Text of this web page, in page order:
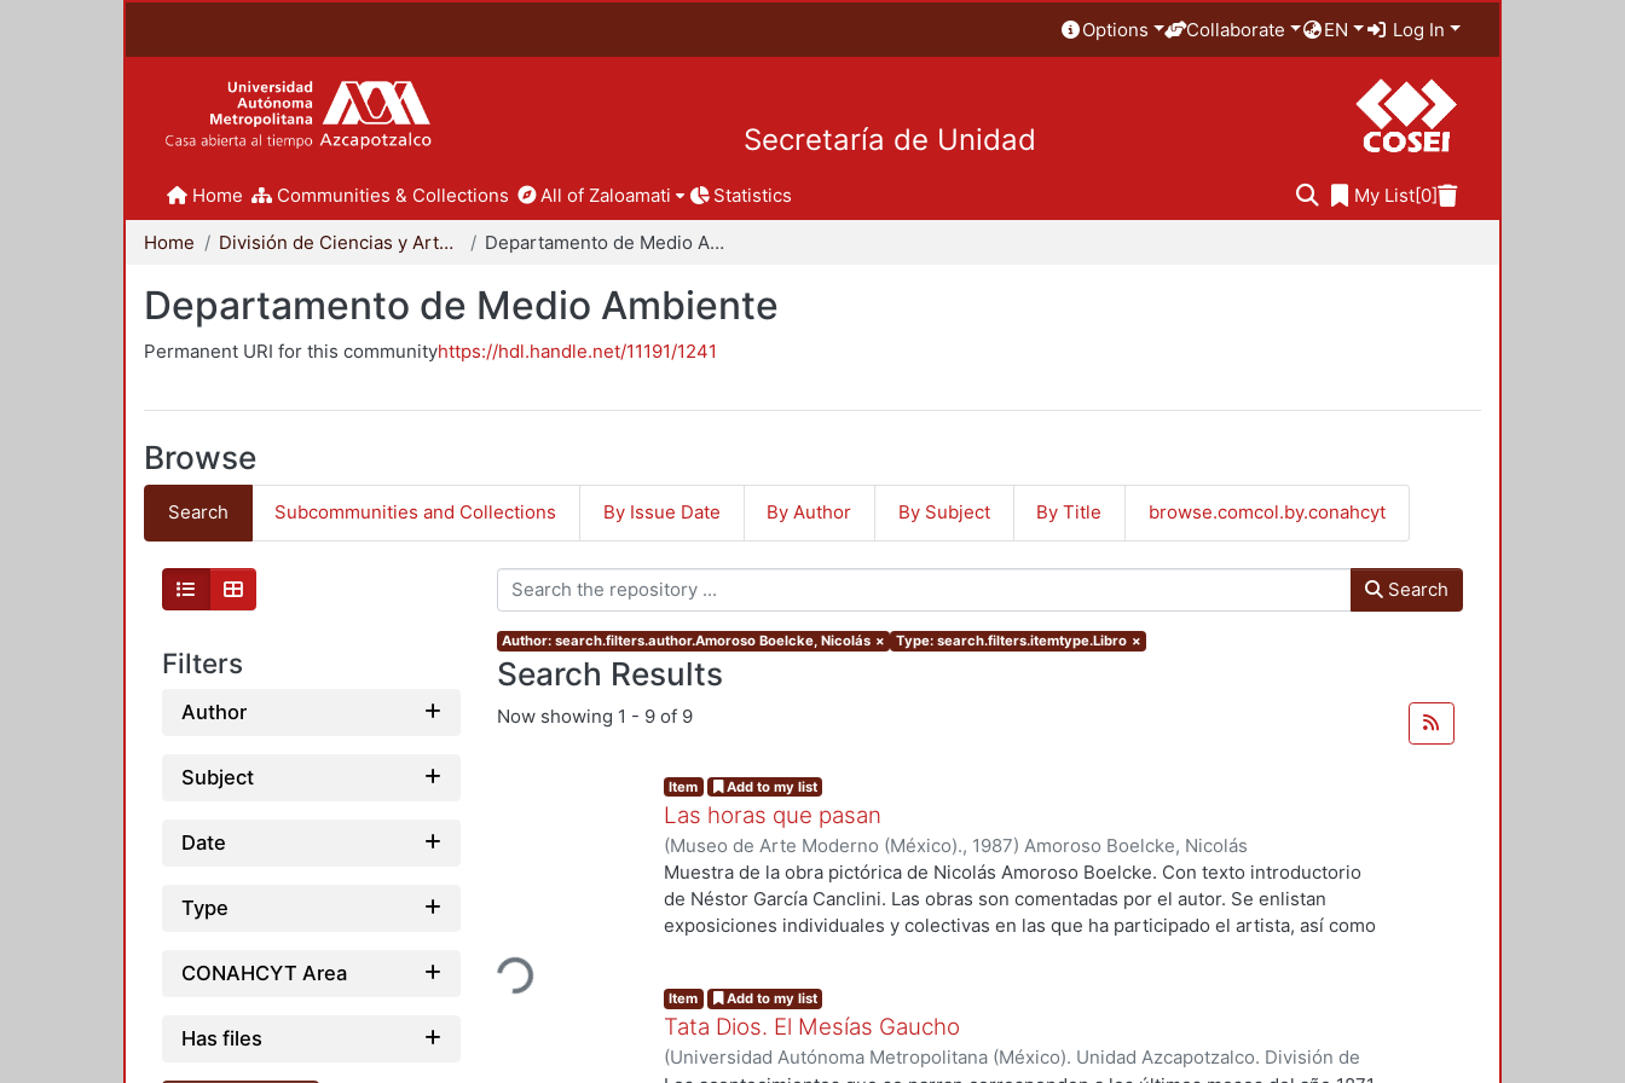
Options Collaborate EN Log In
Secretaría de Unidad
Home Communities & Collections All of Zaloamati Statistics My List[0]
Home División de Ciencias y Artes para el Diseño Departamento de Medio Ambiente
Departamento de Medio Ambiente
Permanent URI for this communityhttps://hdl.handle.net/11191/1241
Browse
Search Subcommunities and Collections By Issue Date By Author By Subject By Title browse.comcol.by.conahcyt
Filters
Author
Subject
Date
Type
CONAHCYT Area
Has files
Search
Author: search.filters.author.Amoroso Boelcke, Nicolás × Type: search.filters.itemtype.Libro ×
Search Results
Now showing 1 - 9 of 9
Loading...
Item Add to my list
Las horas que pasan
(Museo de Arte Moderno (México)., 1987) Amoroso Boelcke, Nicolás
Muestra de la obra pictórica de Nicolás Amoroso Boelcke. Con texto introductorio
de Néstor García Canclini. Las obras son comentadas por el autor. Se enlistan
exposiciones individuales y colectivas en las que ha participado el artista, así como
Item Add to my list
Tata Dios. El Mesías Gaucho
(Universidad Autónoma Metropolitana (México). Unidad Azcapotzalco. División de